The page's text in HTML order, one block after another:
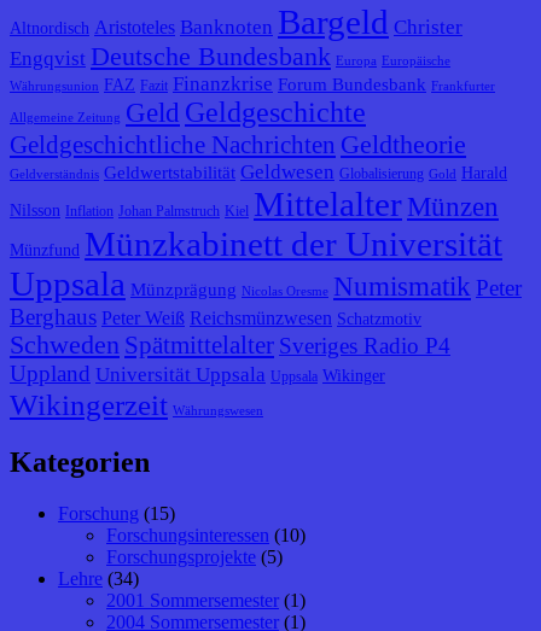
Altnordisch Aristoteles Banknoten Bargeld Christer
Engqvist Deutsche Bundesbank Europa
Europäische
Währungsunion FAZ Fazit Finanzkrise Forum Bundesbank Frankfurter
Allgemeine Zeitung Geld Geldgeschichte
Geldgeschichtliche Nachrichten Geldtheorie
Geldverständnis Geldwertstabilität Geldwesen Globalisierung Gold Harald
Nilsson Inflation Johan Palmstruch Kiel Mittelalter Münzen
Münzfund Münzkabinett der Universität
Uppsala Münzprägung Nicolas Oresme Numismatik Peter
Berghaus Peter Weiß Reichsmünzwesen Schatzmotiv
Schweden Spätmittelalter Sveriges Radio P4
Uppland Universität Uppsala Uppsala Wikinger
Wikingerzeit Währungswesen
Kategorien
Forschung (15)
Forschungsinteressen (10)
Forschungsprojekte (5)
Lehre (34)
2001 Sommersemester (1)
2004 Sommersemester (1)